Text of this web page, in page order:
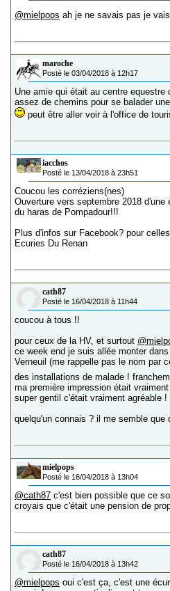
@mielpops ah je ne savais pas je
maroche
Posté le 03/04/2018 à 12h17
Une amie qui était au centre
assez de chemins pour se balader
peut être aller voir à l'office de
iacchos
Posté le 13/04/2018 à 23h51
Coucou les corréziens(nes)
Ouverture vers septembre 2018 d'une
du haras de Pompadour!!!
Plus d'infos sur Facebook? pour
Ecuries Du Renan
cath87
Posté le 16/04/2018 à 11h44
coucou à tous !!
pour ceux de la HV, et surtout
ce week end je suis allée monter
Verneuil (me rappelle pas le nom par
des installations de malade !
ma première impression était
super gentil c'était vraiment agréable !
quelqu'un connais ? il me semble
mielpops
Posté le 16/04/2018 à 13h04
@cath87 c'est bien possible que ce
croyais que c'était une pension de
cath87
Posté le 16/04/2018 à 13h42
@mielpops oui c'est ça, c'est une